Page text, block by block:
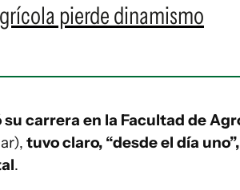
pierde dinamismo
su carrera en la Facultad de
tuvo claro, “desde el día
.